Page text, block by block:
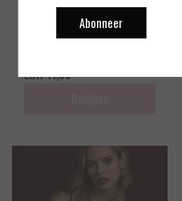
Bas Lycia - Kous - Zwart 15 D
EUR 11,95
Abonneer